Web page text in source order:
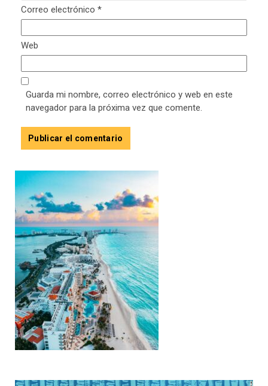
Correo electrónico *
Web
Guarda mi nombre, correo electrónico y web en este
navegador para la próxima vez que comente.